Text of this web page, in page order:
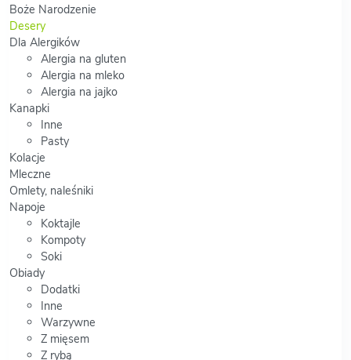
Boże Narodzenie
Desery
Dla Alergików
Alergia na gluten
Alergia na mleko
Alergia na jajko
Kanapki
Inne
Pasty
Kolacje
Mleczne
Omlety, naleśniki
Napoje
Koktajle
Kompoty
Soki
Obiady
Dodatki
Inne
Warzywne
Z mięsem
Z rybą